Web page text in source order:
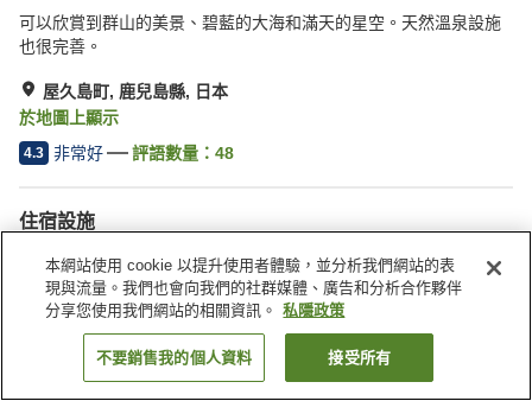
可以欣賞到群山的美景、碧藍的大海和滿天的星空。天然溫泉設施
也很完善。
屋久島町, 鹿兒島縣, 日本
於地圖上顯示
4.3 非常好 評語數量： 48
住宿設施
停車場
桑拿
餐廳
休息室
找客房
本網站使用 cookie 以提升使用者體驗，並分析我們網站的表
現與流量。我們也會向我們的社群媒體、廣告和分析合作夥伴
分享您使用我們網站的相關資訊。
私隱政策
不要銷售我的個人資料 接受所有